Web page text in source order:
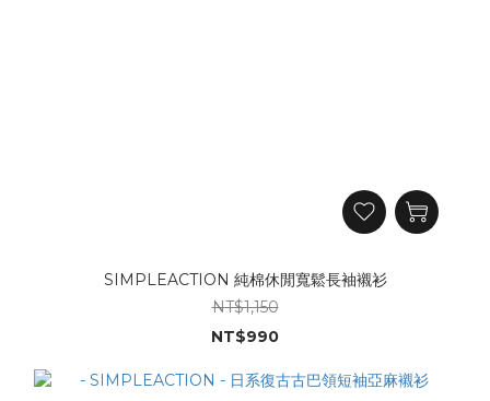
SIMPLEACTION 純棉休閒寬鬆長袖襯衫
NT$1,150
NT$990